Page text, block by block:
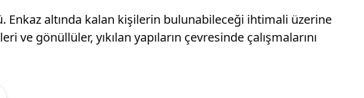
Enkaz altında kalan kişilerin bulunabileceği ihtimali üzerine
gönüllüler, yıkılan yapıların çevresinde çalışmalarını